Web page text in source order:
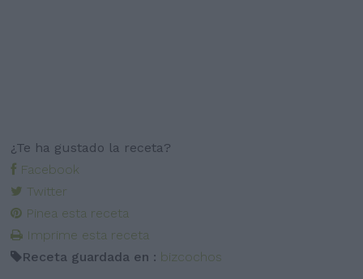
¿Te ha gustado la receta?
Facebook
Twitter
Pinea esta receta
Imprime esta receta
Receta guardada en : bizcochos